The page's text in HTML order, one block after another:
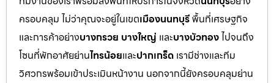
ครอบคลุม ไม่ว่าคุณจะอยู่ในเขตเมืองนนทบุรีพื้นที่เศรษฐกิจ
และการค้าอย่างบางกรวย บางใหญ่ และบางบัวทองไปจนถึง
โซนที่พักอาศัยย่านไทรน้อยและปากเกร็ด เรามีช่างและทีม
วิศวกรพร้อมเข้าประเมินหน้างาน นอกจากนี้ยังครอบคลุมย่าน